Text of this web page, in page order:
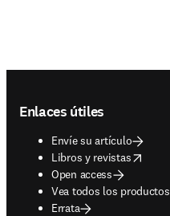
Enlaces útiles
Envíe su artículo
Libros y revistas
opens in new tab/window
Open access
Vea todos los productos
Errata